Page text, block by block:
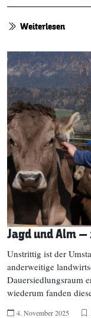
Weiterlesen
Jagd und Alm
Unstrittig ist der
anderweitige
Dauersiedlungsraum
wiederum fanden
4. November 2025